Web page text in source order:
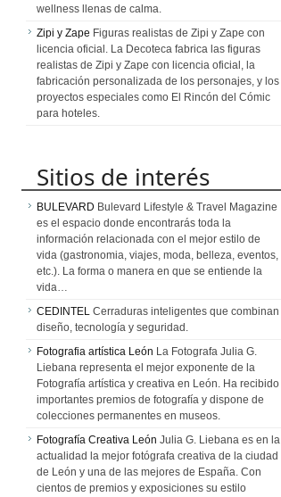
wellness llenas de calma.
Zipi y Zape Figuras realistas de Zipi y Zape con
licencia oficial. La Decoteca fabrica las figuras
realistas de Zipi y Zape con licencia oficial, la
fabricación personalizada de los personajes, y los
proyectos especiales como El Rincón del Cómic
para hoteles.
Sitios de interés
BULEVARD Bulevard Lifestyle & Travel Magazine
es el espacio donde encontrarás toda la
información relacionada con el mejor estilo de
vida (gastronomia, viajes, moda, belleza, eventos,
etc.). La forma o manera en que se entiende la
vida…
CEDINTEL Cerraduras inteligentes que combinan
diseño, tecnología y seguridad.
Fotografia artística León La Fotografa Julia G.
Liebana representa el mejor exponente de la
Fotografía artística y creativa en León. Ha recibido
importantes premios de fotografía y dispone de
colecciones permanentes en museos.
Fotografía Creativa León Julia G. Liebana es en la
actualidad la mejor fotógrafa creativa de la ciudad
de León y una de las mejores de España. Con
cientos de premios y exposiciones su estilo